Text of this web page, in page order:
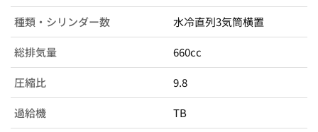
種類・シリンダー数 水冷直列3気筒横置
総排気量 660cc
圧縮比 9.8
過給機 TB